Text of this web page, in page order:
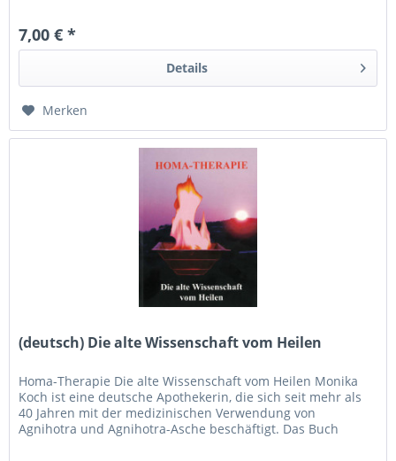
7,00 € *
Details
Merken
(deutsch) Die alte Wissenschaft vom Heilen
Homa-Therapie Die alte Wissenschaft vom Heilen Monika
Koch ist eine deutsche Apothekerin, die sich seit mehr als
40 Jahren mit der medizinischen Verwendung von
Agnihotra und Agnihotra-Asche beschäftigt. Das Buch